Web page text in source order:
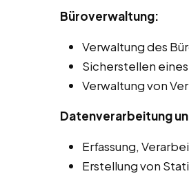
Büroverwaltung:
Verwaltung des
Sicherstellen
Verwaltung von
Datenverarbeitung
Erfassung,
Erstellung von